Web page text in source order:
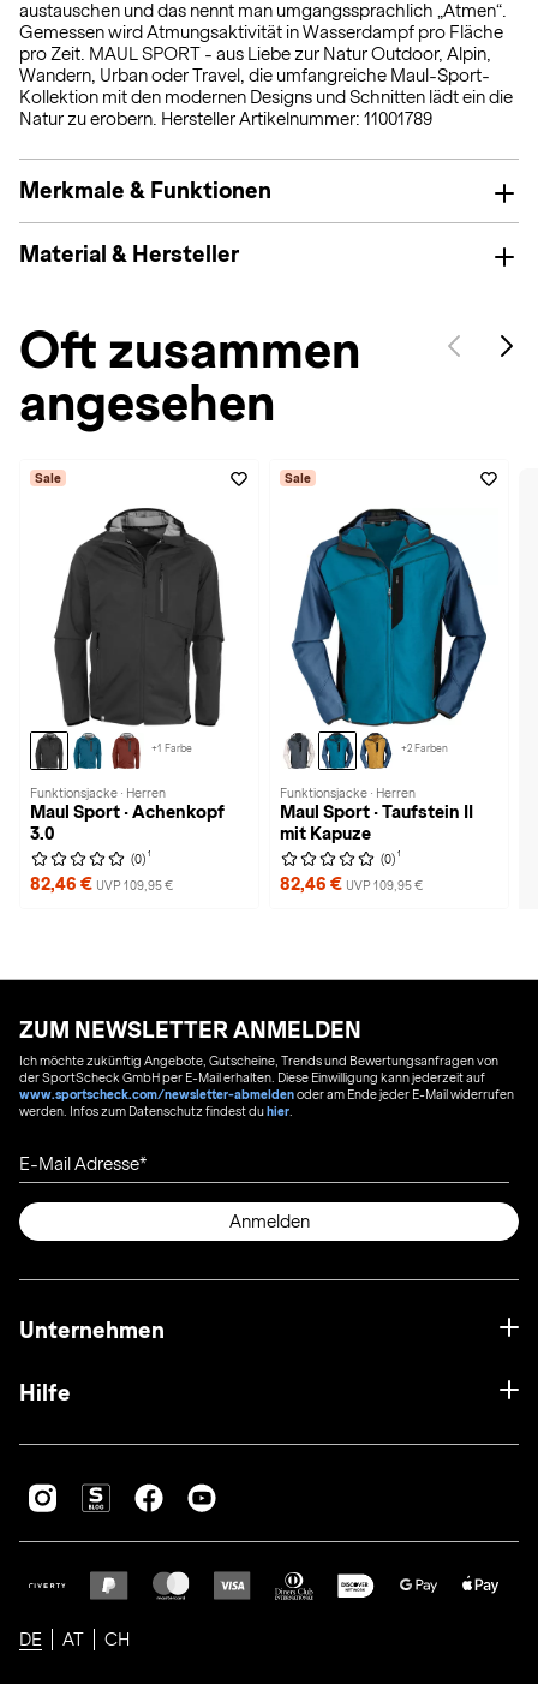
austauschen und das nennt man umgangssprachlich „Atmen“.
Gemessen wird Atmungsaktivität in Wasserdampf pro Fläche
pro Zeit. MAUL SPORT - aus Liebe zur Natur Outdoor, Alpin,
Wandern, Urban oder Travel, die umfangreiche Maul-Sport-
Kollektion mit den modernen Designs und Schnitten lädt ein die
Natur zu erobern. Hersteller Artikelnummer: 11001789
Merkmale & Funktionen
Material & Hersteller
Oft zusammen
angesehen
Sale
+1 Farbe
Funktionsjacke · Herren
Maul Sport · Achenkopf
3.0
(0) 1
82,46 € UVP 109,95 €
Sale
+2 Farben
Funktionsjacke · Herren
Maul Sport · Taufstein II
mit Kapuze
(0) 1
82,46 € UVP 109,95 €
ZUM NEWSLETTER ANMELDEN
Ich möchte zukünftig Angebote, Gutscheine, Trends und Bewertungsanfragen von
der SportScheck GmbH per E-Mail erhalten. Diese Einwilligung kann jederzeit auf
www.sportscheck.com/newsletter-abmeldenoder am Ende jeder E-Mail widerrufen
werden. Infos zum Datenschutz findest duhier
E-Mail Adresse
Anmelden
Unternehmen
Hilfe
DE AT CH